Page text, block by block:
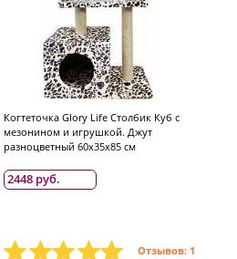
Когтеточка Glory Life Столбик Куб с
мезонином и игрушкой. Джут
разноцветный 60x35x85 см
2448 руб.
Отзывов: 1